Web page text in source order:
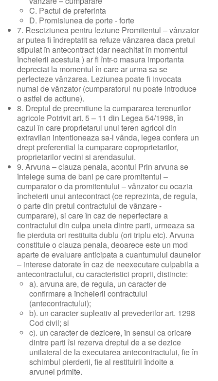
C. Pactul de preferinta
D. Promisiunea de porte - forte
7. Resciziunea pentru leziune Promitentul – vânzator
ar putea fi îndreptatit sa refuze vânzarea daca pretul
stipulat în antecontract (dar neachitat în momentul
încheierii acestuia ) ar fi într-o masura importanta
depreciat la momentul în care ar urma sa se
perfecteze vânzarea. Leziunea poate fi invocata
numai de vânzator (cumparatorul nu poate introduce
o astfel de actiune).
8. Dreptul de preemtiune la cumpararea terenurilor
agricole Potrivit art. 5 – 11 din Legea 54/1998, în
cazul în care proprietarul unui teren agricol din
extravilan intentioneaza sa-l vânda, legea confera un
drept preferential la cumparare coproprietarilor,
proprietarilor vecini si arendasului.
9. Arvuna – clauza penala, acontul Prin arvuna se
întelege suma de bani pe care promitentul –
cumparator o da promitentului – vânzator cu ocazia
încheierii unui antecontract (ce reprezinta, de regula,
o parte din pretul contractului de vânzare -
cumparare), si care în caz de neperfectare a
contractului din culpa uneia dintre parti, urmeaza sa
fie pierduta ori restituita dublu (ori triplu etc). Arvuna
constituie o clauza penala, deoarece este un mod
aparte de evaluare anticipata a cuantumului daunelor
– interese datorate în caz de neexecutare culpabila a
antecontractului, cu caracteristici proprii, distincte:
a). arvuna are, de regula, un caracter de
confirmare a încheierii contractului
(antecontractului);
b). un caracter supleativ al prevederilor art. 1298
Cod civil; si
c). un caracter de dezicere, în sensul ca oricare
dintre parti îsi rezerva dreptul de a se dezice
unilateral de la executarea antecontractului, fie în
schimbul pierderii, fie al restituirii îndoite a
arvunei primite.